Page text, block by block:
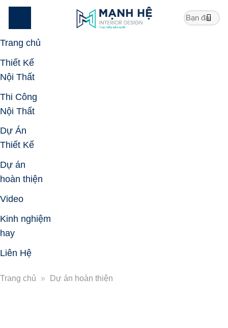
Skip
Trang chủ
Thiết Kế
Nội Thất
Thi Công
Nội Thất
Dự Án
Thiết Kế
Dự án
hoàn thiện
Video
Kinh nghiệm
hay
Liên Hệ
Trang chủ » Dự án hoàn thiện